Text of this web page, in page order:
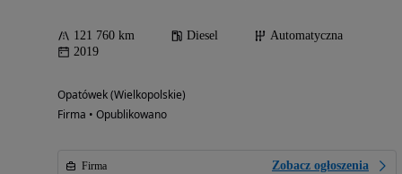
121 760 km Diesel
Automatyczna
2019
Opatówek (Wielkopolskie)
Firma • Opublikowano
Firma Zobacz ogłoszenia